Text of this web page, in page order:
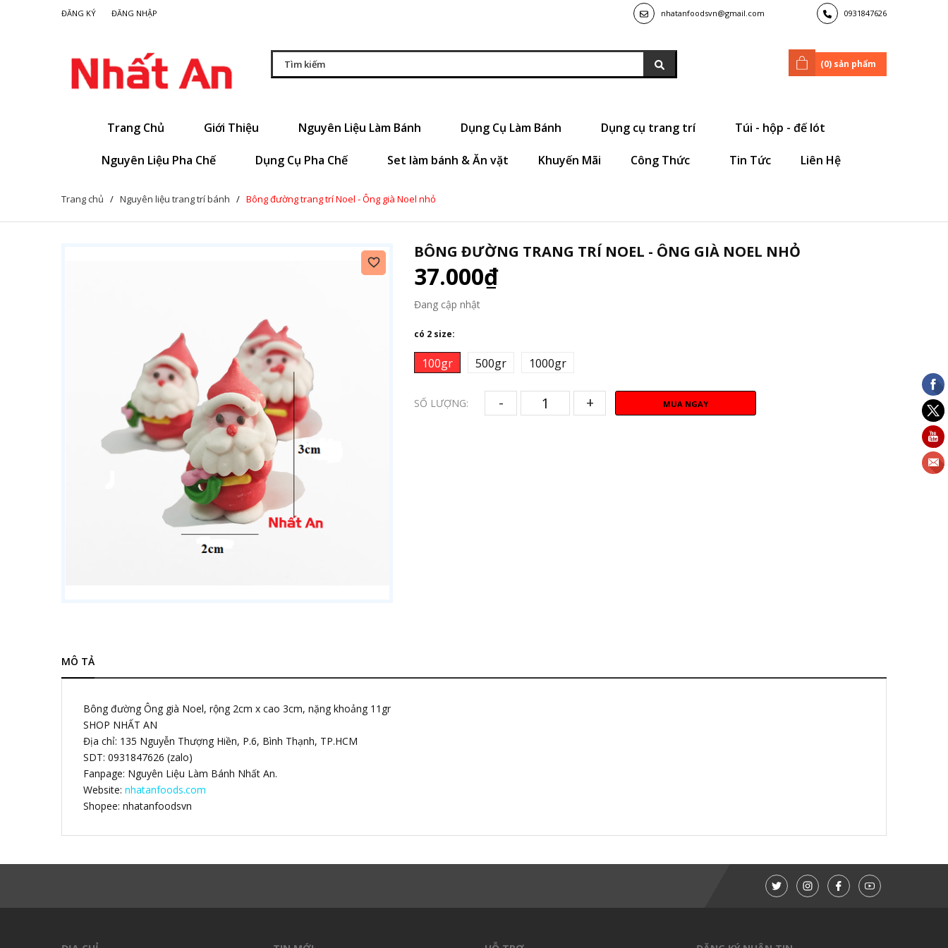
ĐĂNG KÝ ĐĂNG NHẬP nhatanfoodsvn@gmail.com 0931847626
(0) sản phẩm
Trang Chủ Giới Thiệu Nguyên Liệu Làm Bánh Dụng Cụ Làm Bánh Dụng cụ trang trí Túi - hộp - đế lót
Nguyên Liệu Pha Chế Dụng Cụ Pha Chế Set làm bánh & Ăn vặt Khuyến Mãi Công Thức Tin Tức Liên Hệ
Trang chủ / Nguyên liệu trang trí bánh / Bông đường trang trí Noel - Ông già Noel nhỏ
BÔNG ĐƯỜNG TRANG TRÍ NOEL - ÔNG GIÀ NOEL NHỎ
37.000₫
Đang cập nhật
có 2 size:
100gr 500gr 1000gr
SỐ LƯỢNG: - + MUA NGAY
MÔ TẢ
Bông đường Ông già Noel, rộng 2cm x cao 3cm, nặng khoảng 11gr
SHOP NHẤT AN
Địa chỉ: 135 Nguyễn Thượng Hiền, P.6, Bình Thạnh, TP.HCM
SDT: 0931847626 (zalo)
Fanpage: Nguyên Liệu Làm Bánh Nhất An.
Website: nhatanfoods.com
Shopee: nhatanfoodsvn